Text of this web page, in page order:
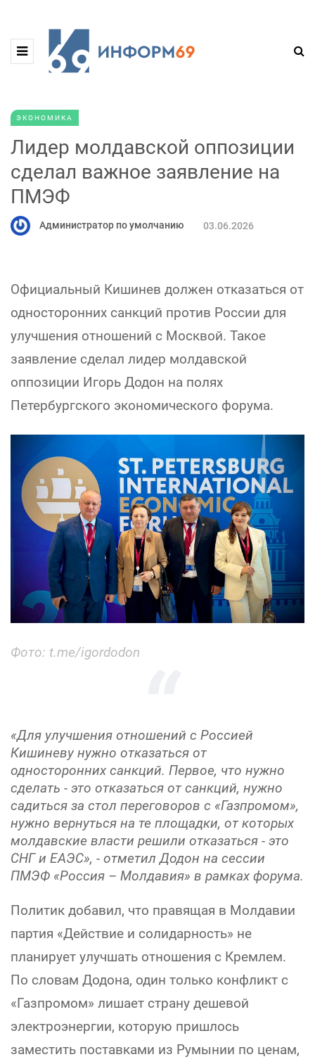
ЭКОНОМИКА
Лидер молдавской оппозиции
сделал важное заявление на
ПМЭФ
Администратор по умолчанию 03.06.2026
Официальный Кишинев должен отказаться от
односторонних санкций против России для
улучшения отношений с Москвой. Такое
заявление сделал лидер молдавской
оппозиции Игорь Додон на полях
Петербургского экономического форума.
Фото: t.me/igordodon
«Для улучшения отношений с Россией
Кишиневу нужно отказаться от
односторонних санкций. Первое, что нужно
сделать - это отказаться от санкций, нужно
садиться за стол переговоров с «Газпромом»,
нужно вернуться на те площадки, от которых
молдавские власти решили отказаться - это
СНГ и ЕАЭС», - отметил Додон на сессии
ПМЭФ «Россия – Молдавия» в рамках форума.
Политик добавил, что правящая в Молдавии
партия «Действие и солидарность» не
планирует улучшать отношения с Кремлем.
По словам Додона, один только конфликт с
«Газпромом» лишает страну дешевой
электроэнергии, которую пришлось
заместить поставками из Румынии по ценам,